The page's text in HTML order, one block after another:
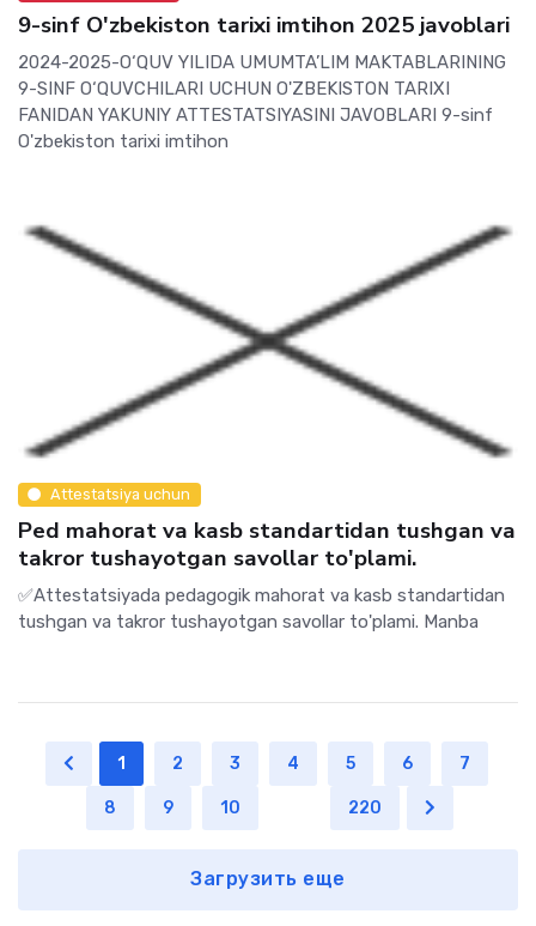
9-sinf O'zbekiston tarixi imtihon 2025 javoblari
2024-2025-O‘QUV YILIDA UMUMTA’LIM MAKTABLARINING
9-SINF O‘QUVCHILARI UCHUN O'ZBEKISTON TARIXI
FANIDAN YAKUNIY ATTESTATSIYASINI JAVOBLARI 9-sinf
O'zbekiston tarixi imtihon
Attestatsiya uchun
Ped mahorat va kasb standartidan tushgan va
takror tushayotgan savollar to'plami.
✅Attestatsiyada pedagogik mahorat va kasb standartidan
tushgan va takror tushayotgan savollar to'plami. Manba
1 2 3 4 5 6 7
8 9 10 220
Загрузить еще